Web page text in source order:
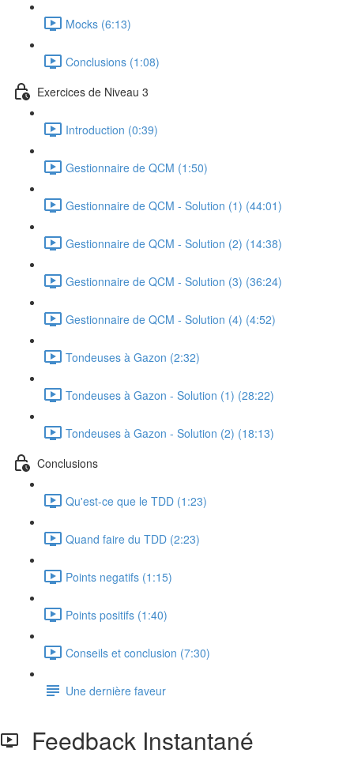
Mocks (6:13)
Conclusions (1:08)
Exercices de Niveau 3
Introduction (0:39)
Gestionnaire de QCM (1:50)
Gestionnaire de QCM - Solution (1) (44:01)
Gestionnaire de QCM - Solution (2) (14:38)
Gestionnaire de QCM - Solution (3) (36:24)
Gestionnaire de QCM - Solution (4) (4:52)
Tondeuses à Gazon (2:32)
Tondeuses à Gazon - Solution (1) (28:22)
Tondeuses à Gazon - Solution (2) (18:13)
Conclusions
Qu'est-ce que le TDD (1:23)
Quand faire du TDD (2:23)
Points negatifs (1:15)
Points positifs (1:40)
Conseils et conclusion (7:30)
Une dernière faveur
Feedback Instantané